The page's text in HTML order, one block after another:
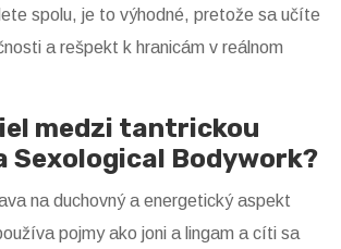
spolu, je to výhodné, pretože sa učíte
a rešpekt k hranicám v reálnom
medzi tantrickou
Sexological Bodywork?
na duchovný a energetický aspekt
pojmy ako joni a lingam a cíti sa